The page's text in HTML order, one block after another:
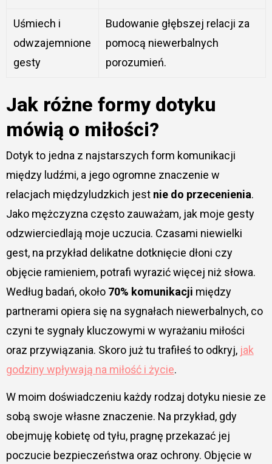
Uśmiech i
odwzajemnione
gesty
Budowanie głębszej relacji za
pomocą niewerbalnych
porozumień.
Jak różne formy dotyku
mówią o miłości?
Dotyk to jedna z najstarszych form komunikacji
między ludźmi, a jego ogromne znaczenie w
relacjach międzyludzkich jest nie do przecenienia.
Jako mężczyzna często zauważam, jak moje gesty
odzwierciedlają moje uczucia. Czasami niewielki
gest, na przykład delikatne dotknięcie dłoni czy
objęcie ramieniem, potrafi wyrazić więcej niż słowa.
Według badań, około 70% komunikacji między
partnerami opiera się na sygnałach niewerbalnych, co
czyni te sygnały kluczowymi w wyrażaniu miłości
oraz przywiązania. Skoro już tu trafiłeś to odkryj, jak
godziny wpływają na miłość i życie.
W moim doświadczeniu każdy rodzaj dotyku niesie ze
sobą swoje własne znaczenie. Na przykład, gdy
obejmuję kobietę od tyłu, pragnę przekazać jej
poczucie bezpieczeństwa oraz ochrony. Objęcie w